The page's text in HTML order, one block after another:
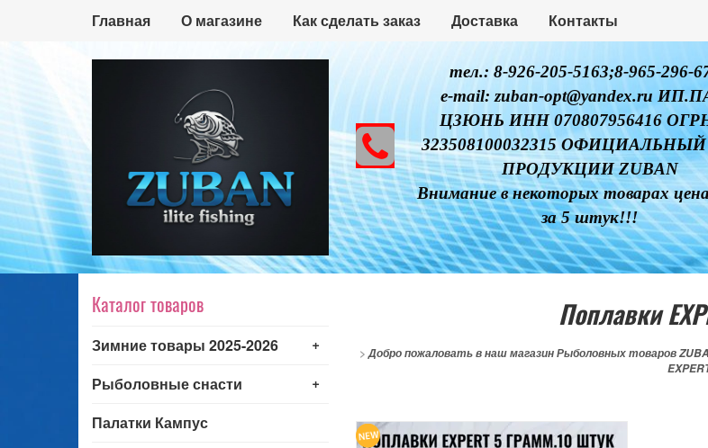
Главная О магазине Как сделать заказ Доставка Контакты
тел.: 8-926-205-5163;8-965-296-
e-mail: zuban-opt@yandex.ru
ЦЗЮНЬ ИНН 070807956416
323508100032315
ПРОДУКЦИИ ZUBAN
Внимание в некоторых товарах
за 5 штук!!!
Каталог товаров
+
Зимние товары 2025-2026
+
Рыболовные снасти
Палатки Кампус
Поплавки
>Добро пожаловать в наш магазин Рыболовных товаров